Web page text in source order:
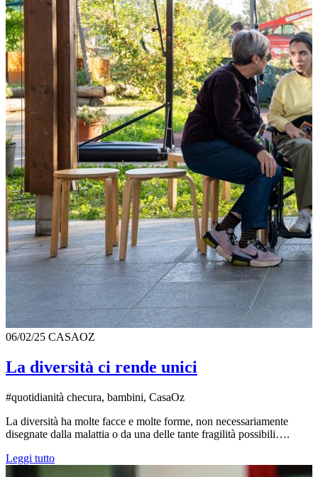
06/02/25 CASAOZ
La diversità ci rende unici
#quotidianità checura, bambini, CasaOz
La diversità ha molte facce e molte forme, non necessariamente
disegnate dalla malattia o da una delle tante fragilità possibili….
Leggi tutto